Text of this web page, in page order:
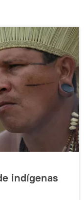
indígenas